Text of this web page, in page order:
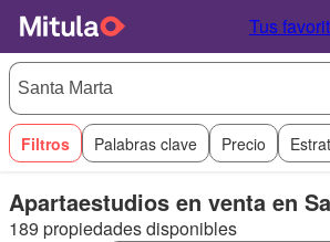
Tus
Filtros Palabras clave Precio
Apartaestudios en venta en
189 propiedades disponibles